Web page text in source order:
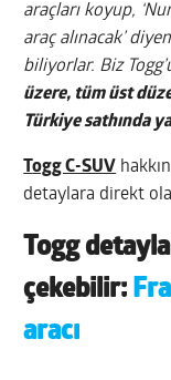
araçları koyup,
araç alınacak’
biliyorlar. Biz
üzere, tüm üst
Türkiye sathında
Togg C-SUV
detaylara direkt
Togg
çekebilir:
aracı